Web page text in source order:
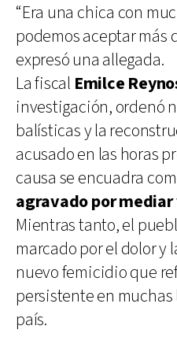
“Era una chica con
podemos aceptar más
expresó una allegada.
La fiscal Emilce
investigación, ordenó
balísticas y la
acusado en las horas
causa se encuadra
agravado por
Mientras tanto, el
marcado por el dolor y
nuevo femicidio que
persistente en
país.